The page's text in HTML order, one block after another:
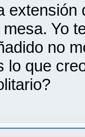
extensión
mesa. Yo
no
lo que